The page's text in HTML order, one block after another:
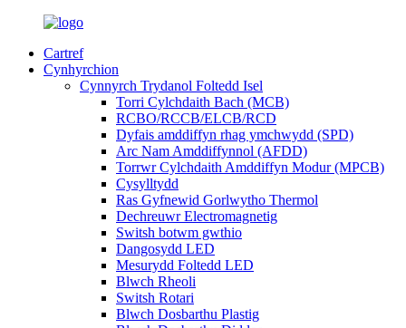
Cartref
Cynhyrchion
Cynnyrch Trydanol Foltedd Isel
Torri Cylchdaith Bach (MCB)
RCBO/RCCB/ELCB/RCD
Dyfais amddiffyn rhag ymchwydd (SPD)
Arc Nam Amddiffynnol (AFDD)
Torrwr Cylchdaith Amddiffyn Modur (MPCB)
Cysylltydd
Ras Gyfnewid Gorlwytho Thermol
Dechreuwr Electromagnetig
Switsh botwm gwthio
Dangosydd LED
Mesurydd Foltedd LED
Blwch Rheoli
Switsh Rotari
Blwch Dosbarthu Plastig